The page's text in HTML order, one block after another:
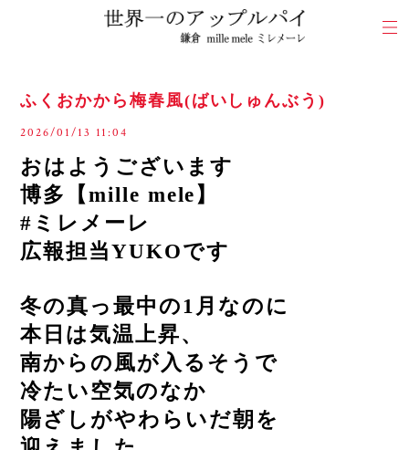
ふくおかから梅春風(ばいしゅんぶう)
2026/01/13 11:04
おはようございます
博多【mille mele】
#ミレメーレ
広報担当YUKOです
冬の真っ最中の1月なのに
本日は気温上昇、
南からの風が入るそうで
冷たい空気のなか
陽ざしがやわらいだ朝を